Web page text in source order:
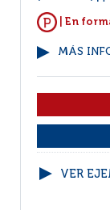
| En
MÁS
VER